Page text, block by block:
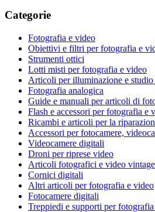
Categorie
Fotografia e video
Obiettivi e filtri per fotografia e
Strumenti ottici
Lotti misti per fotografia e video
Articoli per illuminazione e
Fotografia analogica
Guide e manuali per articoli di
Flash e accessori per fotografia e
Ricambi e articoli per la
Accessori per fotocamere,
Videocamere digitali
Droni per riprese video
Articoli fotografici e video vintage
Cornici digitali
Altri articoli per fotografia e video
Fotocamere digitali
Treppiedi e supporti per